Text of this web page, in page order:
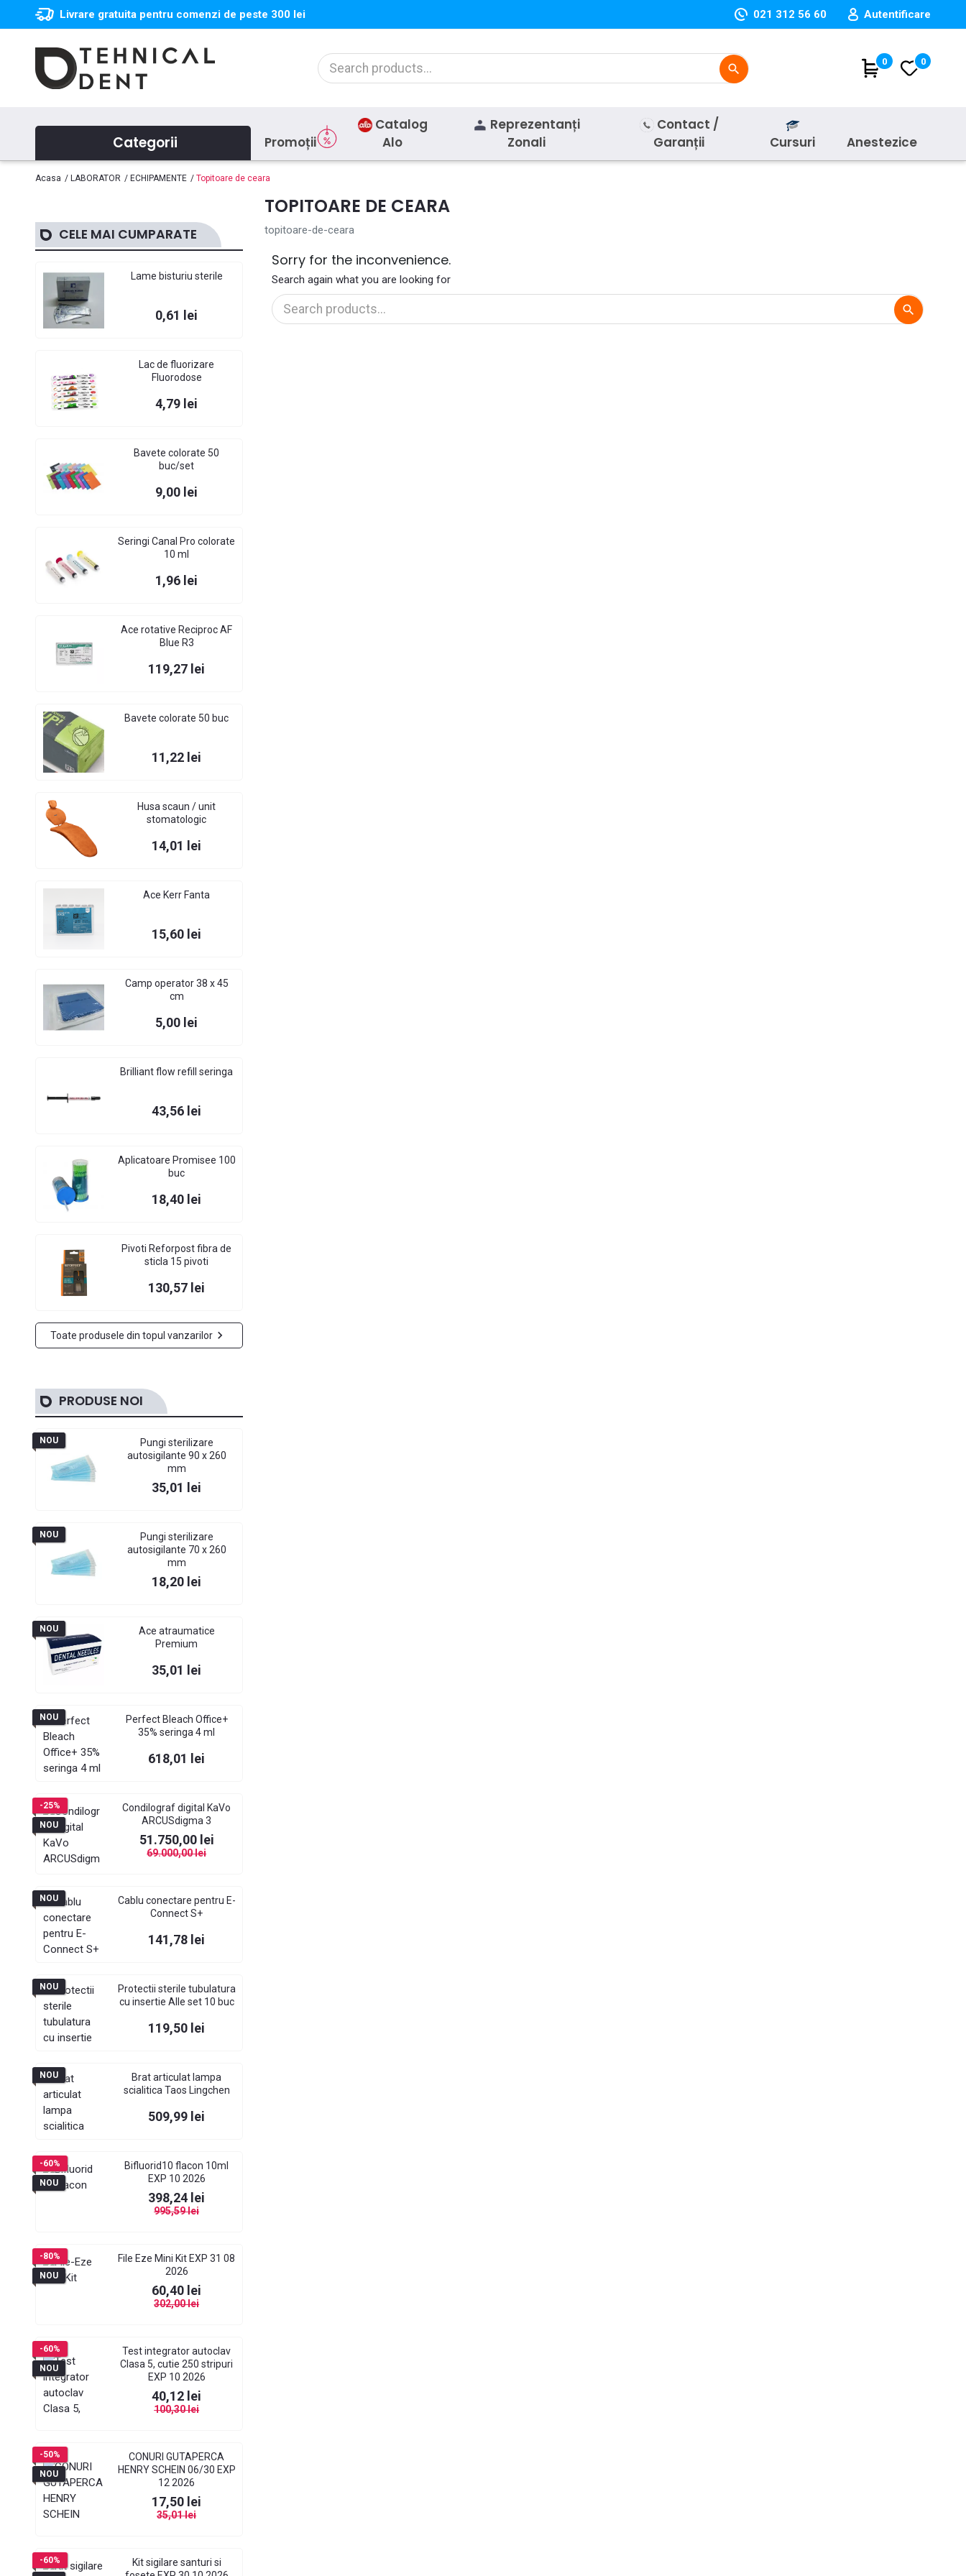
Livrare gratuita pentru comenzi de peste 300 lei 021 312 56 60 Autentificare
search
0) 0
Categorii Promoții
Catalog
Alo
Reprezentanți
Zonali
Contact /
Garanții
Cursuri Anestezice
Acasa LABORATOR ECHIPAMENTE Topitoare de ceara
CELE MAI CUMPARATE
Lame bisturiu sterile
Pret
0,61 lei
Lac de fluorizare
Fluorodose
Pret
4,79 lei
Bavete colorate 50
buc/set
Pret
9,00 lei
Seringi Canal Pro colorate
10 ml
Pret
1,96 lei
Ace rotative Reciproc AF
Blue R3
Pret
119,27 lei
Bavete colorate 50 buc
Pret
11,22 lei
Husa scaun / unit
stomatologic
Pret
14,01 lei
Ace Kerr Fanta
Pret
15,60 lei
Camp operator 38 x 45
cm
Pret
5,00 lei
Brilliant flow refill seringa
Pret
43,56 lei
Aplicatoare Promisee 100
buc
Pret
18,40 lei
Pivoti Reforpost fibra de
sticla 15 pivoti
Pret
130,57 lei
Toate produsele din topul vanzarilor 
PRODUSE NOI
Pungi sterilizare
autosigilante 90 x 260
mm
Pret
35,01 lei
NOU
Pungi sterilizare
autosigilante 70 x 260
mm
Pret
18,20 lei
NOU
Ace atraumatice
Premium
Pret
35,01 lei
NOU
Perfect Bleach Office+
35% seringa 4 ml
Pret
618,01 lei
NOU
Condilograf digital KaVo
ARCUSdigma 3
Pret
51.750,00 leiPret de baza
69.000,00 lei
-25%
NOU
Cablu conectare pentru E-
Connect S+
Pret
141,78 lei
NOU
Protectii sterile tubulatura
cu insertie Alle set 10 buc
Pret
119,50 lei
NOU
Brat articulat lampa
scialitica Taos Lingchen
Pret
509,99 lei
NOU
Bifluorid10 flacon 10ml
EXP 10 2026
Pret
398,24 lei
995,59 lei
-60%
NOU
File Eze Mini Kit EXP 31 08
2026
Pret
60,40 lei
302,00 lei
-80%
NOU
Test integrator autoclav
Clasa 5, cutie 250 stripuri
EXP 10 2026
Pret
40,12 lei
100,30 lei
-60%
NOU
CONURI GUTAPERCA
HENRY SCHEIN 06/30 EXP
12 2026
Pret
17,50 lei
35,01 lei
-50%
NOU
Kit sigilare santuri si
-60%
TOPITOARE DE CEARA
topitoare-de-ceara
Sorry for the inconvenience.
Search again what you are looking for
search